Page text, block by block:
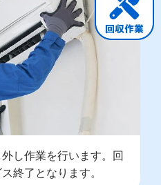
し作業を行います。回
終了となります。